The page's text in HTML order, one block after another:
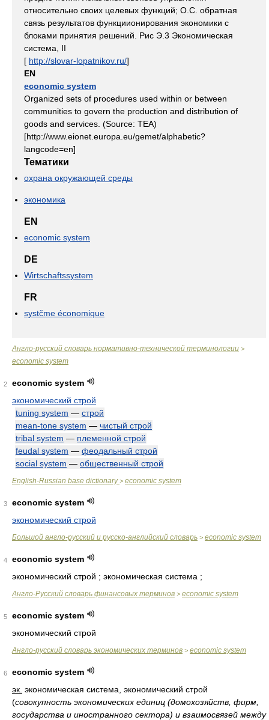
относительно своих целевых функций; О.С. обратная
связь результатов функциионирования экономики с
блоками принятия решений. Рис Э.3 Экономическая
система, II
[ http://slovar-lopatnikov.ru/]
EN
economic system
Organized sets of procedures used within or between
communities to govern the production and distribution of
goods and services. (Source: TEA)
[http://www.eionet.europa.eu/gemet/alphabetic?
langcode=en]
Тематики
охрана окружающей среды
экономика
EN
economic system
DE
Wirtschaftssystem
FR
systčme économique
Англо-русский словарь нормативно-технической терминологии >
economic system
2
economic system
экономический строй
tuning system — строй
mean-tone system — чистый строй
tribal system — племенной строй
feudal system — феодальный строй
social system — общественный строй
English-Russian base dictionary> economic system
3
economic system
экономический строй
Большой англо-русский и русско-английский словарь > economic system
4
economic system
экономический строй ; экономическая система ;
Англо-Русский словарь финансовых терминов > economic system
5
economic system
экономический строй
Англо-русский словарь экономических терминов > economic system
6
economic system
эк. экономическая система, экономический строй
(совокупность экономических единиц (домохозяйств, фирм,
государства и иностранного сектора) и взаимосвязей между